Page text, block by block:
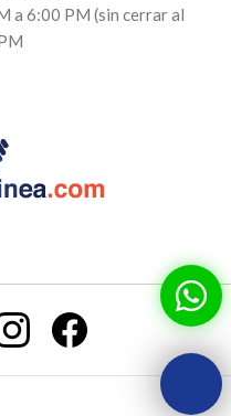
a 6:00 PM (sin cerrar al